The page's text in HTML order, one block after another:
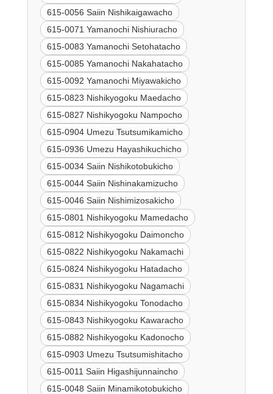
615-0056 Saiin Nishikaigawacho
615-0071 Yamanochi Nishiuracho
615-0083 Yamanochi Setohatacho
615-0085 Yamanochi Nakahatacho
615-0092 Yamanochi Miyawakicho
615-0823 Nishikyogoku Maedacho
615-0827 Nishikyogoku Nampocho
615-0904 Umezu Tsutsumikamicho
615-0936 Umezu Hayashikuchicho
615-0034 Saiin Nishikotobukicho
615-0044 Saiin Nishinakamizucho
615-0046 Saiin Nishimizosakicho
615-0801 Nishikyogoku Mamedacho
615-0812 Nishikyogoku Daimoncho
615-0822 Nishikyogoku Nakamachi
615-0824 Nishikyogoku Hatadacho
615-0831 Nishikyogoku Nagamachi
615-0834 Nishikyogoku Tonodacho
615-0843 Nishikyogoku Kawaracho
615-0882 Nishikyogoku Kadonocho
615-0903 Umezu Tsutsumishitacho
615-0011 Saiin Higashijunnaincho
615-0048 Saiin Minamikotobukicho